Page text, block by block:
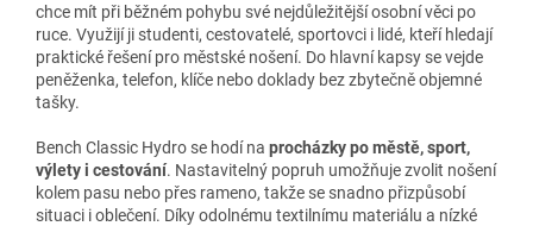
chce mít při běžném pohybu své nejdůležitější osobní věci po
ruce. Využijí ji studenti, cestovatelé, sportovci i lidé, kteří hledají
praktické řešení pro městské nošení. Do hlavní kapsy se vejde
peněženka, telefon, klíče nebo doklady bez zbytečně objemné
tašky.
Bench Classic Hydro se hodí na procházky po městě, sport,
výlety i cestování. Nastavitelný popruh umožňuje zvolit nošení
kolem pasu nebo přes rameno, takže se snadno přizpůsobí
situaci i oblečení. Díky odolnému textilnímu materiálu a nízké